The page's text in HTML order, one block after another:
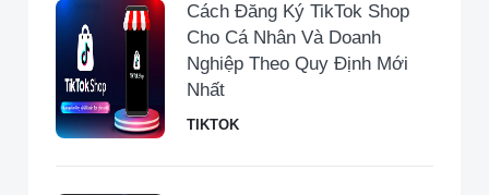
Cách Đăng Ký TikTok Shop
Cho Cá Nhân Và Doanh
Nghiệp Theo Quy Định Mới
Nhất
TIKTOK